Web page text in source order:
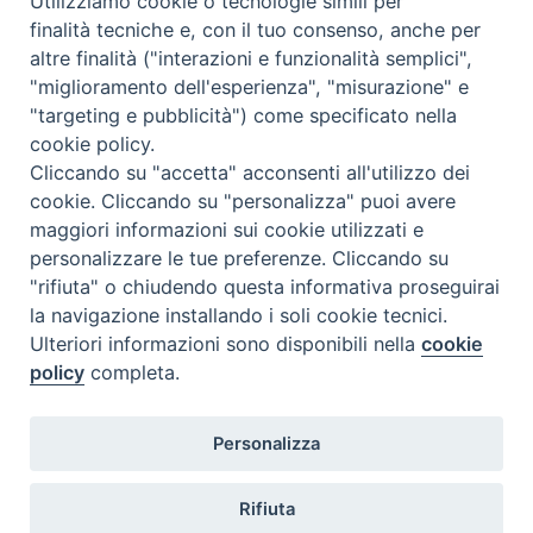
Condividi su facebook
Condividi su twitter
Link alla storia
Memoria delCovid ©2020
Privacy Policy
finalità tecniche e, con il tuo consenso, anche per
altre finalità ("interazioni e funzionalità semplici",
"miglioramento dell'esperienza", "misurazione" e
"targeting e pubblicità") come specificato nella
cookie policy.
Cliccando su "accetta" acconsenti all'utilizzo dei
cookie. Cliccando su "personalizza" puoi avere
maggiori informazioni sui cookie utilizzati e
personalizzare le tue preferenze. Cliccando su
"rifiuta" o chiudendo questa informativa proseguirai
la navigazione installando i soli cookie tecnici.
Ulteriori informazioni sono disponibili nellacookie
policy completa.
Personalizza
Rifiuta